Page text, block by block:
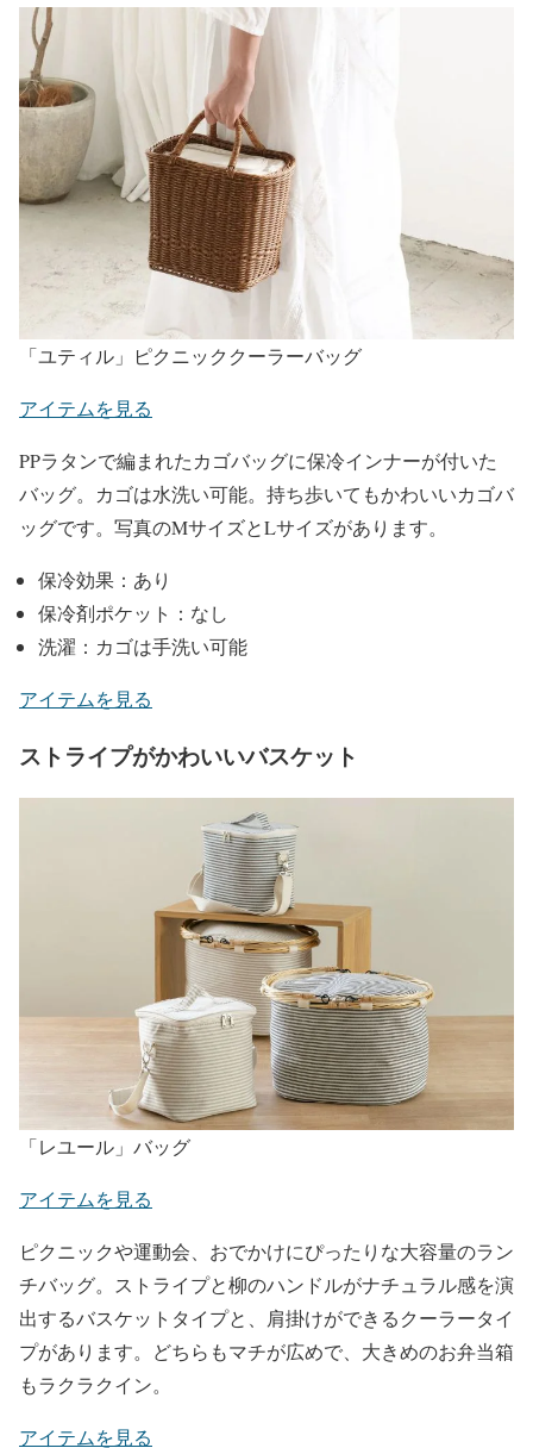
「ユティル」ピクニッククーラーバッグ
アイテムを見る
PPラタンで編まれたカゴバッグに保冷インナーが付いた
バッグ。カゴは水洗い可能。持ち歩いてもかわいいカゴバ
ッグです。写真のMサイズとLサイズがあります。
保冷効果：あり
保冷剤ポケット：なし
洗濯：カゴは手洗い可能
アイテムを見る
ストライプがかわいいバスケット
「レユール」バッグ
アイテムを見る
ピクニックや運動会、おでかけにぴったりな大容量のラン
チバッグ。ストライプと柳のハンドルがナチュラル感を演
出するバスケットタイプと、肩掛けができるクーラータイ
プがあります。どちらもマチが広めで、大きめのお弁当箱
もラクラクイン。
アイテムを見る